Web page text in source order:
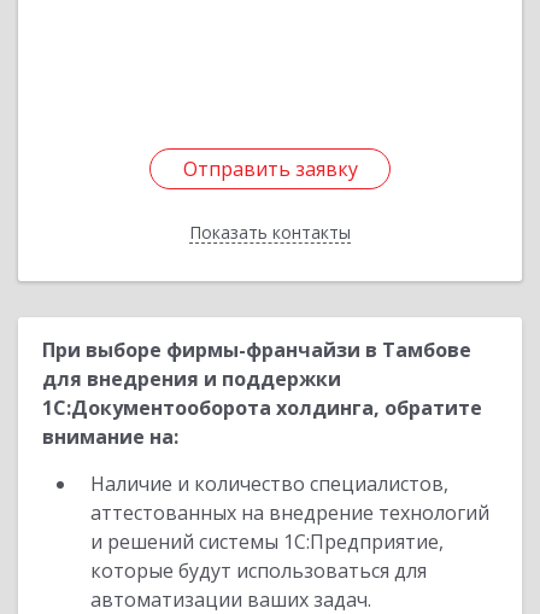
Отправить заявку
Показать контакты
Отправить заявку
Назад
При выборе фирмы-франчайзи в Тамбове
для внедрения и поддержки
1С:Документооборота холдинга, обратите
внимание на:
Наличие и количество специалистов,
аттестованных на внедрение технологий
и решений системы 1С:Предприятие,
которые будут использоваться для
автоматизации ваших задач.